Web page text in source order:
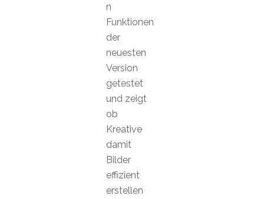
n
Funktionen
der
neuesten
Version
getestet
und zeigt
ob
Kreative
damit
Bilder
effizient
erstellen